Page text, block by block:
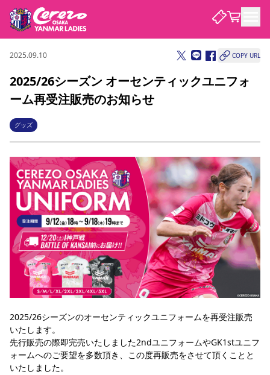
試合・チーム
試合について
試合日程 / 結果
チームについて
選手・スタッフ スケジュール アクセス セレッソ大阪 アカデミー
観戦する
チケット
チケット情報 価格・席種 シーズンシート
観戦ガイド
キッズ向けサービス 観戦マナー&ルール
スタジアム
YANMAR HANASAKA STADIUM
クラブを知る
セレッソ大阪ヤンマーレデ
ィースについて
クラブ紹介 沿革 シーズン記録
サポートする
パートナー・スポンサー一覧
スポーツクラブ
スポーツクラブ
ニュース
ニュース
すべて チーム グッズ チケット イベント パートナー
セレッソ大阪
アカデミー
2025.09.10 COPY URL
2025/26シーズン オーセンティックユニフォ
ーム再受注販売のお知らせ
グッズ
2025/26シーズンのオーセンティックユニフォームを再受注販売
いたします。
先行販売の際即完売いたしました2ndユニフォームやGK1stユニフ
ォームへのご要望を多数頂き、この度再販売をさせて頂くことと
いたしました。